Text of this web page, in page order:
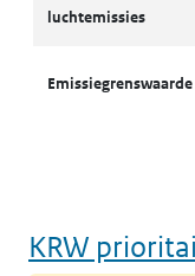
luchtemissies
Emissiegrenswaarde
KRW